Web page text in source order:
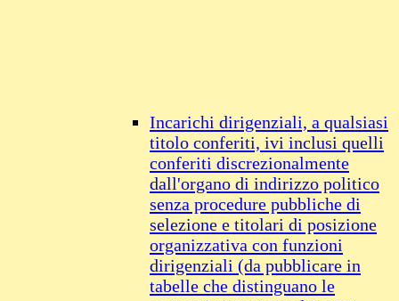
Incarichi dirigenziali, a qualsiasi
titolo conferiti, ivi inclusi quelli
conferiti discrezionalmente
dall'organo di indirizzo politico
senza procedure pubbliche di
selezione e titolari di posizione
organizzativa con funzioni
dirigenziali (da pubblicare in
tabelle che distinguano le